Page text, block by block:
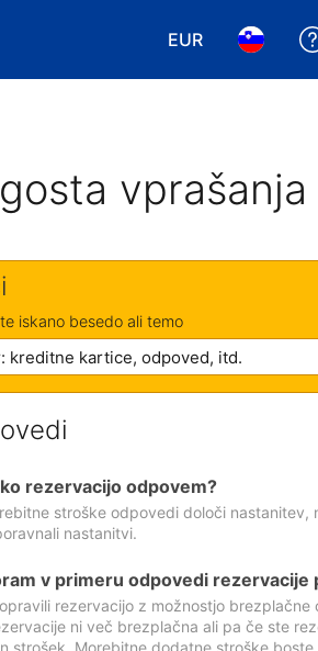
EUR
Izbira valute.
Izbira
vprašanja
iskano besedo ali temo
rezervacijo odpovem?
stroške odpovedi določi
nastanitvi.
v primeru odpovedi rezervacije
rezervacijo z možnostjo
ni več brezplačna ali pa če ste
strošek. Morebitne dodatne stroške boste